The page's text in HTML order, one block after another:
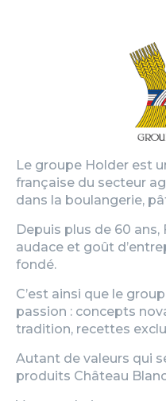
Le groupe Holder est
française du secteur
dans la boulangerie,
Depuis plus de 60
audace et goût
fondé.
C’est ainsi que le
passion : concepts
tradition, recettes
Autant de valeurs qui
produits Château